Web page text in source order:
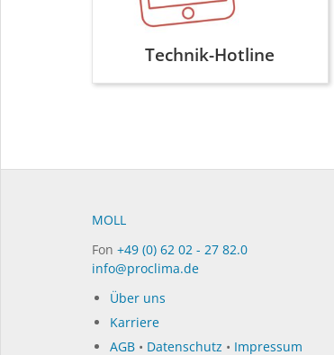
Technik-Hotline
MOLL
Fon +49 (0) 62 02 - 27 82.0
info@proclima.de
Über uns
Karriere
AGB • Datenschutz • Impressum